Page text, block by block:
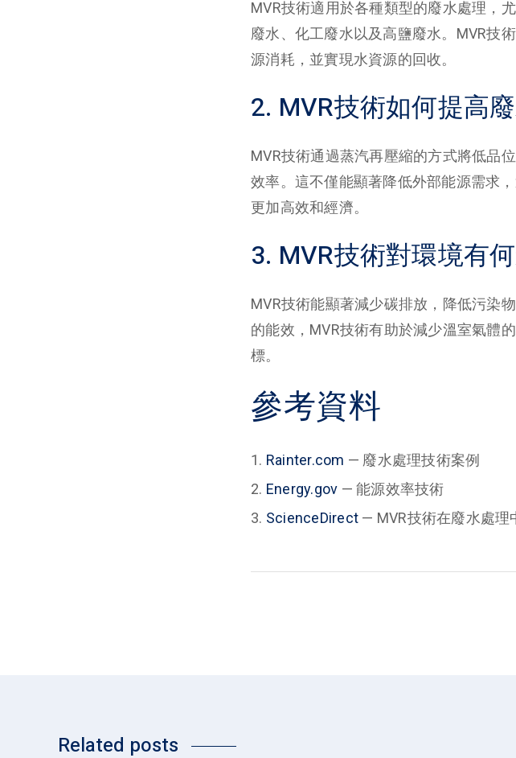
MVR技術適用於各種類型的廢水處理，
廢水、化工廢水以及高鹽廢水。MVR技
源消耗，並實現水資源的回收。
2. MVR技術如何提高
MVR技術通過蒸汽再壓縮的方式將低品
效率。這不僅能顯著降低外部能源需求
更加高效和經濟。
3. MVR技術對環境有
MVR技術能顯著減少碳排放，降低污染
的能效，MVR技術有助於減少溫室氣體
標。
參考資料
Rainter.com — 廢水處理技術案例
Energy.gov — 能源效率技術
ScienceDirect — MVR技術在廢水處理
Related posts